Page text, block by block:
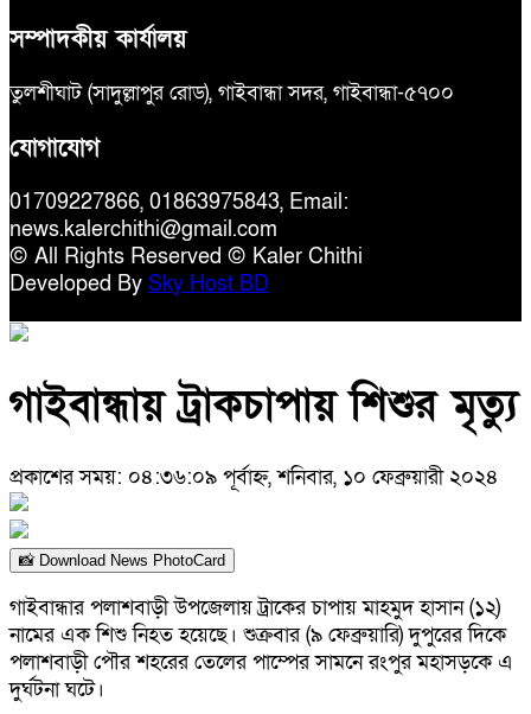
সম্পাদকীয় কার্যালয়
তুলশীঘাট (সাদুল্লাপুর রোড), গাইবান্ধা সদর, গাইবান্ধা-৫৭০০
যোগাযোগ
01709227866, 01863975843, Email:
news.kalerchithi@gmail.com
© All Rights Reserved © Kaler Chithi
Developed By Sky Host BD
গাইবান্ধায় ট্রাকচাপায় শিশুর মৃত্যু
প্রকাশের সময়: ০৪:৩৬:০৯ পূর্বাহ্ন, শনিবার, ১০ ফেব্রুয়ারী ২০২৪
📸 Download News PhotoCard
গাইবান্ধার পলাশবাড়ী উপজেলায় ট্রাকের চাপায় মাহমুদ হাসান (১২)
নামের এক শিশু নিহত হয়েছে। শুক্রবার (৯ ফেব্রুয়ারি) দুপুরের দিকে
পলাশবাড়ী পৌর শহরের তেলের পাম্পের সামনে রংপুর মহাসড়কে এ
দুর্ঘটনা ঘটে।